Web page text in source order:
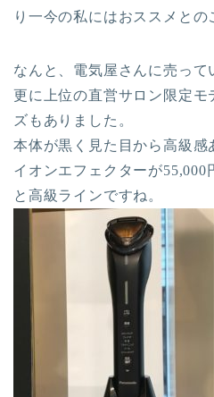
り一今の私にはおススメとの
なんと、電気屋さんに売って
更に上位の直営サロン限定
ズもありました。
本体が黒く見た目から高級感
イオンエフェクターが55,000
と高級ラインですね。